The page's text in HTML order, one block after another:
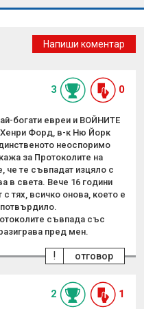
Напиши коментар
3 0
богати евреи и ВОЙНИТЕ
Форд, в-к Ню Йорк
неоспоримо
за Протоколите на
че те съвпадат изцяло с
в света. Вече 16 години
тях, всичко онова, което е
съвпада със
пред мен.
отговор
!
2 1